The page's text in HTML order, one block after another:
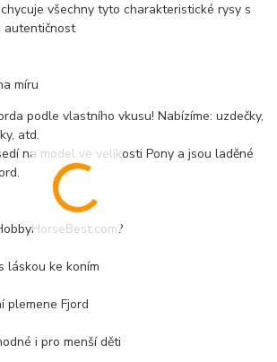
všechny tyto charakteristické rysy s
autentičnost
míru
podle vlastního vkusu! Nabízíme: uzdečky,
atd.
na model ve velikosti Pony a jsou laděné
láskou ke koním
plemene Fjord
i pro menší děti